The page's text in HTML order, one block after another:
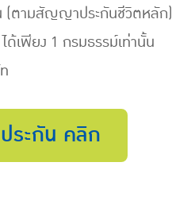
น (ตามสัญญาประกันชีวิตหลัก)
เพียง 1 กรมธรรม์เท่านั้น
ระกัน คลิก